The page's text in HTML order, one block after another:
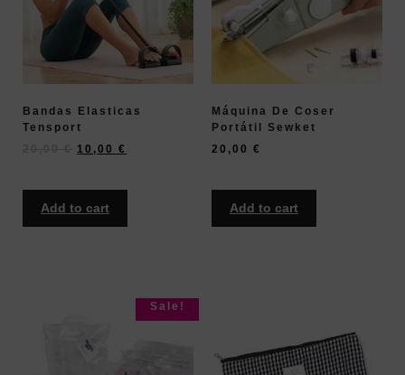
Bandas Elasticas
Tensport
10,00 €
Add to cart
Máquina De Coser
Portátil Sewket
20,00 €
Add to cart
Sale!